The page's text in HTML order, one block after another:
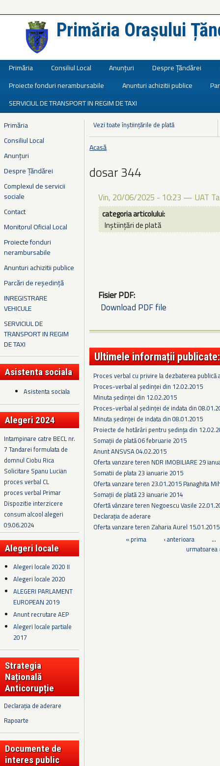
Primăria Orașului
Primăria Consiliul Local Anunțuri Despre Țăndărei
Proiecte fonduri nerambursabile
Anunturi achizitii publice
SERVICIUL DE TRANSPORT IN REGIM DE TAXI
Primăria
Consiliul Local
Anunțuri
Despre Țăndărei
Complexul de servicii
sociale
Contact
Monitorul Oficial Local
Proiecte fonduri
nerambursabile
Anunturi achizitii publice
Parcări de reședință
INREGISTRARE
VEHICULE
SERVICIUL DE
TRANSPORT IN REGIM
DE TAXI
Asistenta sociala
Asistenta sociala
Alegeri 2024
Intampinare catre BECL nr.
7 Tandarei formulata de
domnul Ciobu Rica
Solicitare Spanu Lucian
proces verbal CL
proces verbal Primar
Dispozitie interzicere
consum alcool alegeri
09.06.2024
Alegeri locale
Alegeri locale 2020 II
Alegeri locale 2020
ALEGERI PARLAMENT
EUROPEAN 2019
Anunt recrutare AEP
Alegeri locale partiale
2017
Strategia
Națională
Anticorupție
Declarația de aderare
Rapoarte
Documente de
interes public
Vezi toate înștiințările de plată
Eşti aici
Acasă
dosar 344
Vin, 20/06/2025 - 10:23 — UAT
categoria articolului:
Inștiințări de plată
Fisier PDF:
Download PDF file
Ultimele informații publicate:
Proces verbal cu privire la dezbaterea publică
Proces-verbal al ședinței din 12.02.2015
Minuta ședinței din 12.02.2015
Proces-verbal al ședinței de indata din
Minuta ședinței de indata din 08.01.2015
Proiecte de hotărâri pentru ședința din
Somaţii de plată 06 februarie 2015
Anunt ANSVSA 04.02.2015
Oferta vanzare teren NDR IMOBILIARE 29
Somatii de plata 23 ianuarie 2015
Oferta vanzare teren 23.01.2015 Panaghita
Somații de plată 23 ianuarie 2014
Ofertă vânzare teren Negoescu Vasile
Declarația de aderare
Oferta vanzare teren Zaharia Aurel 15.01.2015
« prima ‹ anterioara
…
urmatoarea